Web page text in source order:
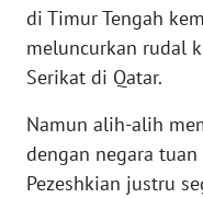
di Timur Tengah
meluncurkan rudal
Serikat di Qatar.
Namun alih-alih
dengan negara tuan
Pezeshkian justru
Informasi
INDEKS
BERITA
KONTAK
KAMI